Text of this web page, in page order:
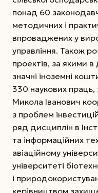
понад 60
методичних і
впроваджених у
управління. Також
проектів, за якими
значні іноземні
330 наукових праць,
Микола Іванович
з проблем
ряд дисциплін в
та інформаційних
авіаційному
університеті
і
керівництвом